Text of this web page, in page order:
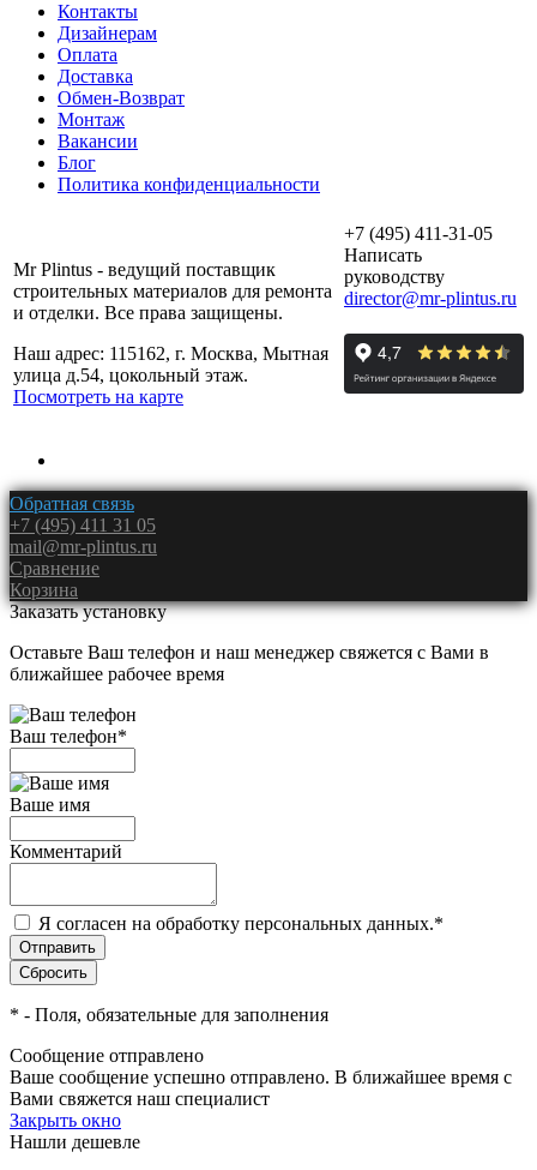
Контакты
Дизайнерам
Оплата
Доставка
Обмен-Возврат
Монтаж
Вакансии
Блог
Политика конфиденциальности
Mr Plintus - ведущий поставщик
строительных материалов для ремонта
и отделки. Все права защищены.
Наш адрес: 115162, г. Москва, Мытная
улица д.54, цокольный этаж.
Посмотреть на карте
+7 (495) 411-31-05
Написать
руководству
director@mr-plintus.ru
Обратная связь
+7 (495) 411 31 05
mail@mr-plintus.ru
Сравнение
Корзина
Заказать установку
Оставьте Ваш телефон и наш менеджер свяжется с Вами в
ближайшее рабочее время
Ваш телефон*
Ваше имя
Комментарий
Я согласен на обработку персональных данных.*
* - Поля, обязательные для заполнения
Сообщение отправлено
Ваше сообщение успешно отправлено. В ближайшее время с
Вами свяжется наш специалист
Закрыть окно
Нашли дешевле